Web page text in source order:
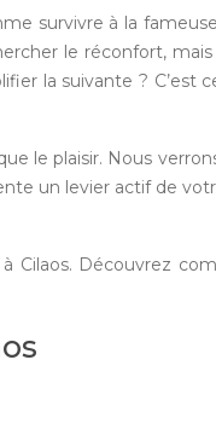
survivre à la
le réconfort,
la suivante ? C’est
le plaisir. Nous
un levier actif de
Cilaos. Découvrez